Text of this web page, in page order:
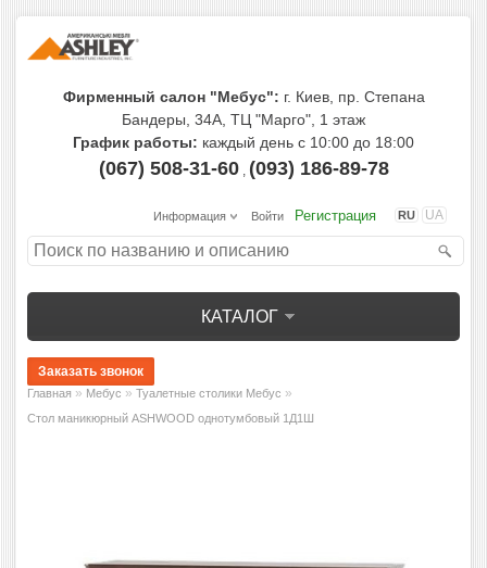
Фирменный салон "Мебус": г. Киев, пр. Степана
Бандеры, 34А, ТЦ "Марго", 1 этаж
График работы: каждый день с 10:00 до 18:00
(067) 508-31-60, (093) 186-89-78
RU UA
Информация Войти Регистрация
КАТАЛОГ
Главная » Мебус » Туалетные столики Мебус »
Стол маникюрный ASHWOOD однотумбовый 1Д1Ш